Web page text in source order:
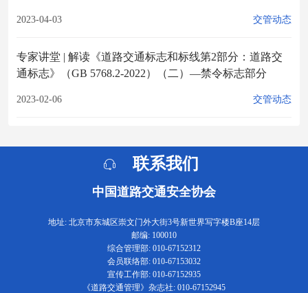
2023-04-03 交管动态
专家讲堂 | 解读《道路交通标志和标线第2部分：道路交
通标志》（GB 5768.2-2022）（二）—禁令标志部分
2023-02-06 交管动态
联系我们
中国道路交通安全协会
地址: 北京市东城区崇文门外大街3号新世界写字楼B座14层
邮编: 100010
综合管理部: 010-67152312
会员联络部: 010-67153032
宣传工作部: 010-67152935
《道路交通管理》杂志社: 010-67152945